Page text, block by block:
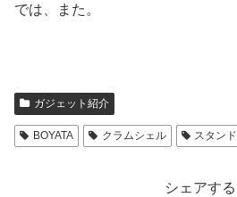
では、また。
ガジェット紹介
BOYATA クラムシェル スタンド
シェアする